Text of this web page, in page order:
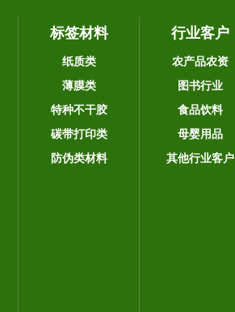
标签材料
纸质类
薄膜类
特种不干胶
碳带打印类
防伪类材料
行业客户
农产品农资
图书行业
食品饮料
母婴用品
其他行业客户